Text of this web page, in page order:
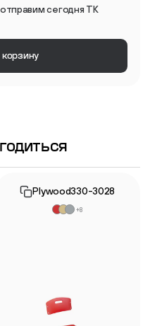
сегодня ТК
Plywood330-3028
+8